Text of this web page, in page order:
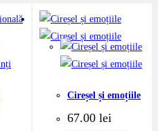
Cireșel și emoțiile
67.00 lei